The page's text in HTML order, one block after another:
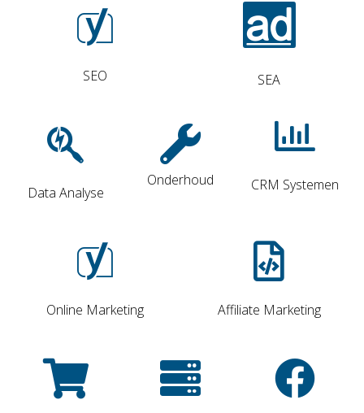
SEO SEA
Data Analyse
Onderhoud CRM Systemen
Online Marketing Affiliate Marketing